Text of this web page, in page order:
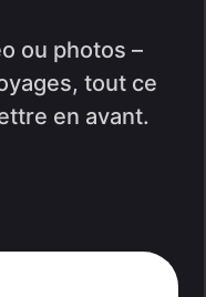
ou photos –
tout ce
en avant.